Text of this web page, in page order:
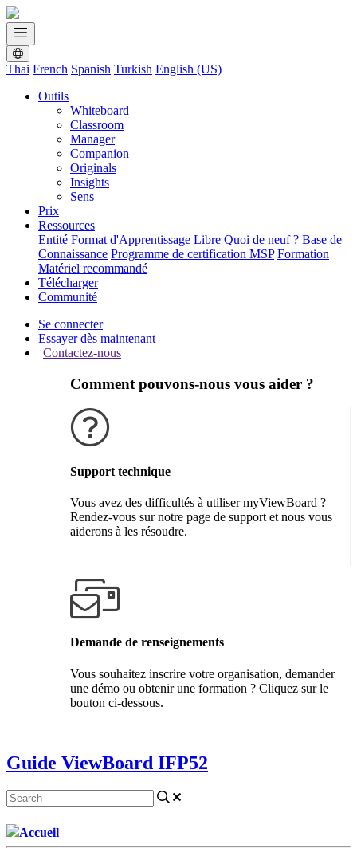
Thai French Spanish Turkish English (US)
Outils
Whiteboard
Classroom
Manager
Companion
Originals
Insights
Sens
Prix
Ressources
Entité Format d'Apprentissage Libre Quoi de neuf ? Base de
Connaissance Programme de certification MSP Formation
Matériel recommandé
Télécharger
Communité
Se connecter
Essayer dès maintenant
Contactez-nous
Comment pouvons-nous vous aider ?
Support technique
Vous avez des difficultés à utiliser myViewBoard ?
Rendez-vous sur notre page de support et nous vous
aiderons à les résoudre.
Demande de renseignements
Vous souhaitez inscrire votre organisation, demander
une démo ou obtenir une formation ? Cliquez sur le
bouton ci-dessous.
Guide ViewBoard IFP52
Accueil